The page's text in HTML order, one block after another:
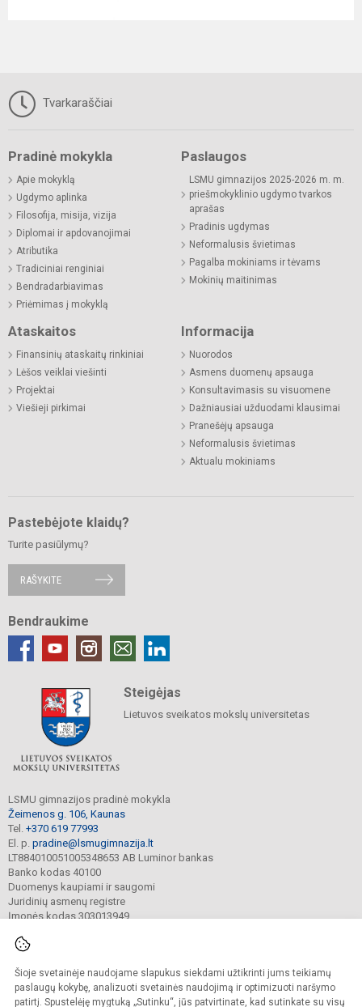
Šioje svetainėje naudojame slapukus siekdami užtikrinti jums teikiamų
paslaugų kokybę, analizuoti svetainės naudojimą ir optimizuoti naršymo
patirtį. Spustelėję mygtuką „Sutinku“, jūs patvirtinate, kad sutinkate su visų
Tvarkaraščiai
Pradinė mokykla
Apie mokyklą
Ugdymo aplinka
Filosofija, misija, vizija
Diplomai ir apdovanojimai
Atributika
Tradiciniai renginiai
Bendradarbiavimas
Priėmimas į mokyklą
Paslaugos
LSMU gimnazijos 2025-2026 m. m.
priešmokyklinio ugdymo tvarkos
aprašas
Pradinis ugdymas
Neformalusis švietimas
Pagalba mokiniams ir tėvams
Mokinių maitinimas
Ataskaitos
Finansinių ataskaitų rinkiniai
Lėšos veiklai viešinti
Projektai
Viešieji pirkimai
Informacija
Nuorodos
Asmens duomenų apsauga
Konsultavimasis su visuomene
Dažniausiai užduodami klausimai
Pranešėjų apsauga
Neformalusis švietimas
Aktualu mokiniams
Pastebėjote klaidų?
Turite pasiūlymų?
RAŠYKITE
Bendraukime
Steigėjas
Lietuvos sveikatos mokslų universitetas
LSMU gimnazijos pradinė mokykla
Žeimenos g. 106, Kaunas
Tel. +370 619 77993
El. p. pradine@lsmugimnazija.lt
LT884010051005348653 AB Luminor bankas
Banko kodas 40100
Duomenys kaupiami ir saugomi
Juridinių asmenų registre
Įmonės kodas 303013949
© 2022. LSMU gimnazijos pradinė mokykla. Visos teisės saugomos.
Kopijuoti turinį be raštiško mokyklos sutikimo griežtai draudžiama.